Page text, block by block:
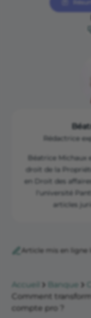
permanents.
compte après
transaction
RTI000006219343/
Légifrance "Article
sociale –
Légifrance "Article
Modalités de dépôt
https://
Rédactrice
Béatrice Michaux
droit de la
en Droit des
l'université
articles
Article mis en ligne
Accueil Banque
Comment
compte pro ?